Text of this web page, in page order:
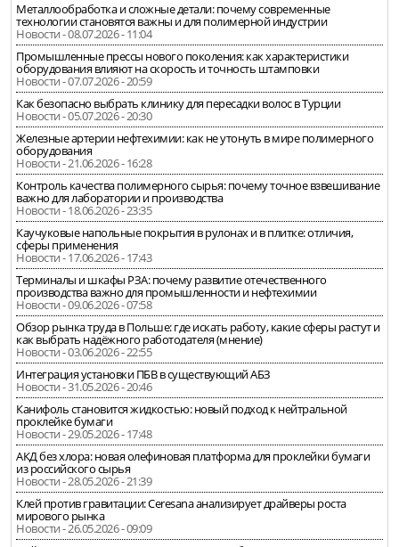
Металлообработка и сложные детали: почему современные
технологии становятся важны и для полимерной индустрии
Новости - 08.07.2026 - 11:04
Промышленные прессы нового поколения: как характеристики
оборудования влияют на скорость и точность штамповки
Новости - 07.07.2026 - 20:59
Как безопасно выбрать клинику для пересадки волос в Турции
Новости - 05.07.2026 - 20:30
Железные артерии нефтехимии: как не утонуть в мире полимерного
оборудования
Новости - 21.06.2026 - 16:28
Контроль качества полимерного сырья: почему точное взвешивание
важно для лаборатории и производства
Новости - 18.06.2026 - 23:35
Каучуковые напольные покрытия в рулонах и в плитке: отличия,
сферы применения
Новости - 17.06.2026 - 17:43
Терминалы и шкафы РЗА: почему развитие отечественного
производства важно для промышленности и нефтехимии
Новости - 09.06.2026 - 07:58
Обзор рынка труда в Польше: где искать работу, какие сферы растут и
как выбрать надёжного работодателя (мнение)
Новости - 03.06.2026 - 22:55
Интеграция установки ПБВ в существующий АБЗ
Новости - 31.05.2026 - 20:46
Канифоль становится жидкостью: новый подход к нейтральной
проклейке бумаги
Новости - 29.05.2026 - 17:48
АКД без хлора: новая олефиновая платформа для проклейки бумаги
из российского сырья
Новости - 28.05.2026 - 21:39
Клей против гравитации: Ceresana анализирует драйверы роста
мирового рынка
Новости - 26.05.2026 - 09:09